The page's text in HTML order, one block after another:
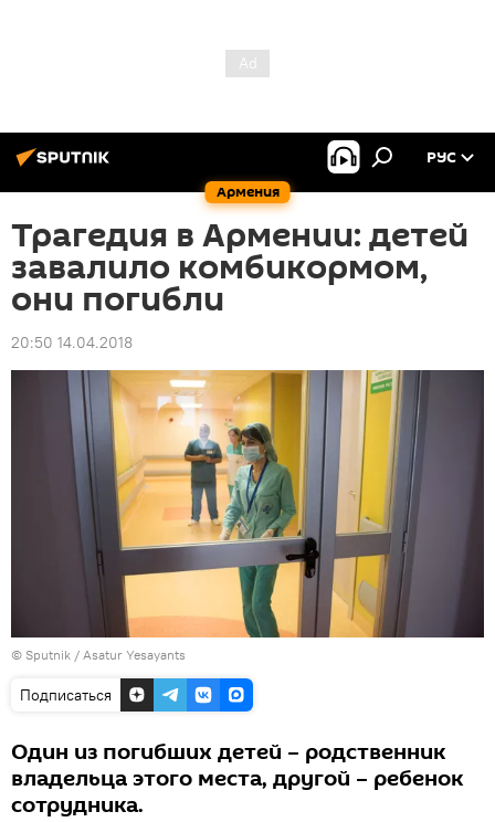
Армения
РУС
Трагедия в Армении: детей
завалило комбикормом,
они погибли
20:50 14.04.2018
© Sputnik / Asatur Yesayants
Подписаться
Один из погибших детей – родственник
владельца этого места, другой – ребенок
сотрудника.